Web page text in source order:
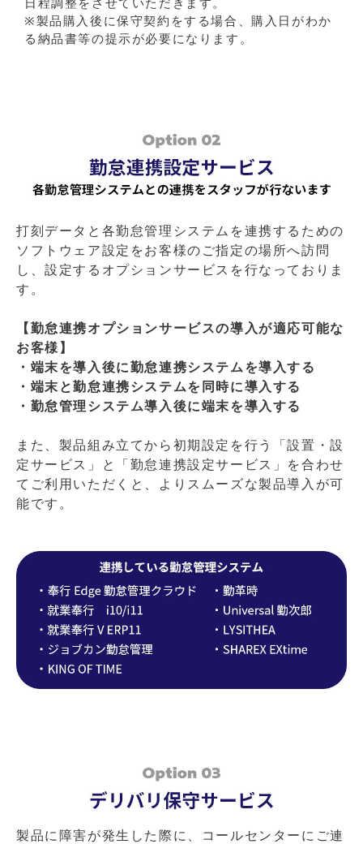
※製品購入後に保守契約をする場合、購入日がわか
る納品書等の提示が必要になります。
打刻データと各勤怠管理システムを連携するための
ソフトウェア設定をお客様のご指定の場所へ訪問
し、設定するオプションサービスを行なっておりま
す。
【勤怠連携オプションサービスの導入が適応可能な
お客様】
・端末を導入後に勤怠連携システムを導入する
・端末と勤怠連携システムを同時に導入する
・勤怠管理システム導入後に端末を導入する
また、製品組み立てから初期設定を行う「設置・設
定サービス」と「勤怠連携設定サービス」を合わせ
てご利用いただくと、よりスムーズな製品導入が可
能です。
製品に障害が発生した際に、コールセンターにご連